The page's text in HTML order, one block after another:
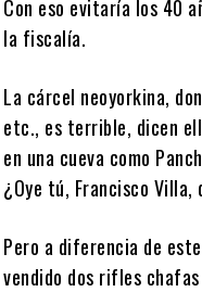
Con eso evitaría los 40
la fiscalía.
La cárcel neoyorkina,
etc., es terrible, dicen
en una cueva como
¿Oye tú, Francisco
Pero a diferencia de
vendido dos rifles